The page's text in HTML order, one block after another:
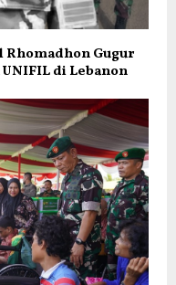
Rhomadhon Gugur
di Lebanon